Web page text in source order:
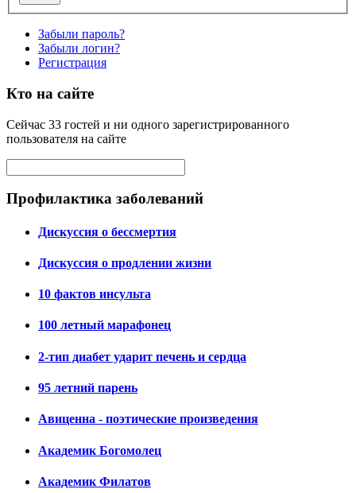
Забыли пароль?
Забыли логин?
Регистрация
Кто на сайте
Сейчас 33 гостей и ни одного зарегистрированного
пользователя на сайте
Профилактика заболеваний
Дискуссия о бессмертия
Дискуссия о продлении жизни
10 фактов инсульта
100 летный марафонец
2-тип диабет ударит печень и сердца
95 летний парень
Авиценна - поэтические произведения
Академик Богомолец
Академик Филатов